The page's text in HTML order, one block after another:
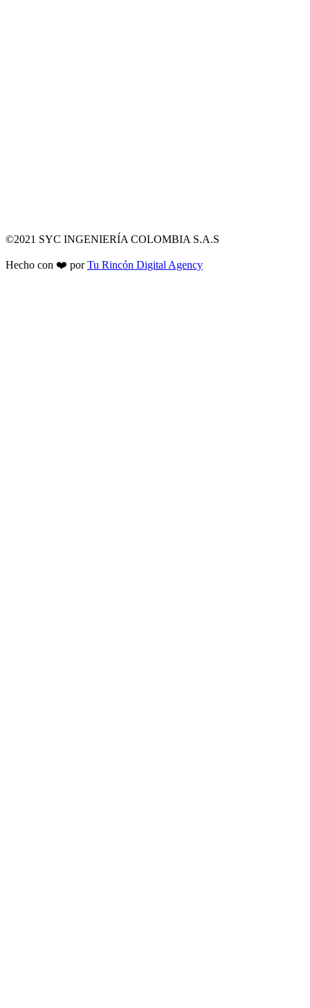
©2021 SYC INGENIERÍA COLOMBIA S.A.S
Hecho con ❤️ porTu Rincón Digital Agency